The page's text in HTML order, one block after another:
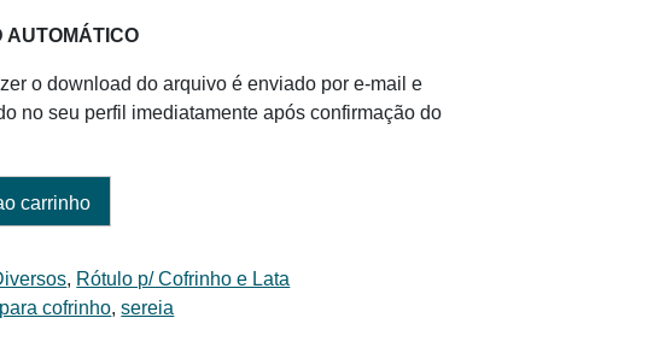
AUTOMÁTICO
o download do arquivo é enviado por e-mail e
no seu perfil imediatamente após confirmação do
carrinho
, Rótulo p/ Cofrinho e Lata
cofrinho,sereia